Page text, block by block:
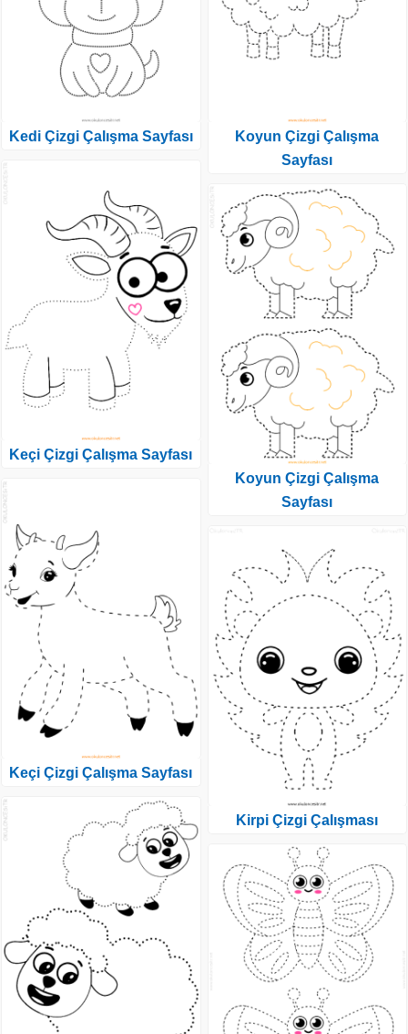
Kedi Çizgi Çalışma Sayfası
Keçi Çizgi Çalışma Sayfası
Keçi Çizgi Çalışma Sayfası
Koyun Çizgi Çalışma
Sayfası
Koyun Çizgi Çalışma
Sayfası
Kirpi Çizgi Çalışması